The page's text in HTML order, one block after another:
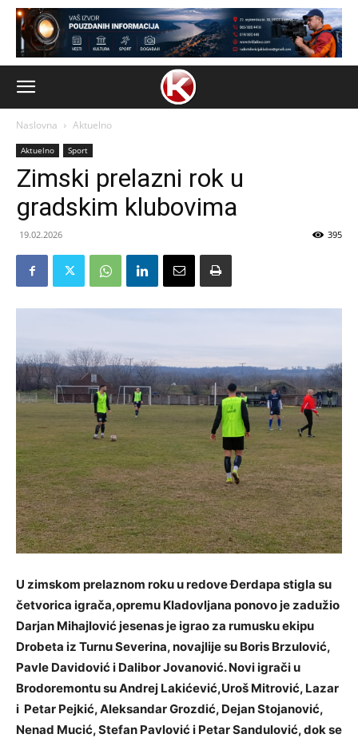
Naslovna Aktuelno
Aktuelno Sport
Zimski prelazni rok u
gradskim klubovima
19.02.2026 395
U zimskom prelaznom roku u redove Đerdapa stigla su
četvorica igrača,opremu Kladovljana ponovo je zadužio
Darjan Mihajlović jesenas je igrao za rumusku ekipu
Drobeta iz Turnu Severina, novajlije su Boris Brzulović,
Pavle Davidović i Dalibor Jovanović. Novi igrači u
Brodoremontu su Andrej Lakićević,Uroš Mitrović, Lazar
i Petar Pejkić, Aleksandar Grozdić, Dejan Stojanović,
Nenad Mucić, Stefan Pavlović i Petar Sandulović, dok se